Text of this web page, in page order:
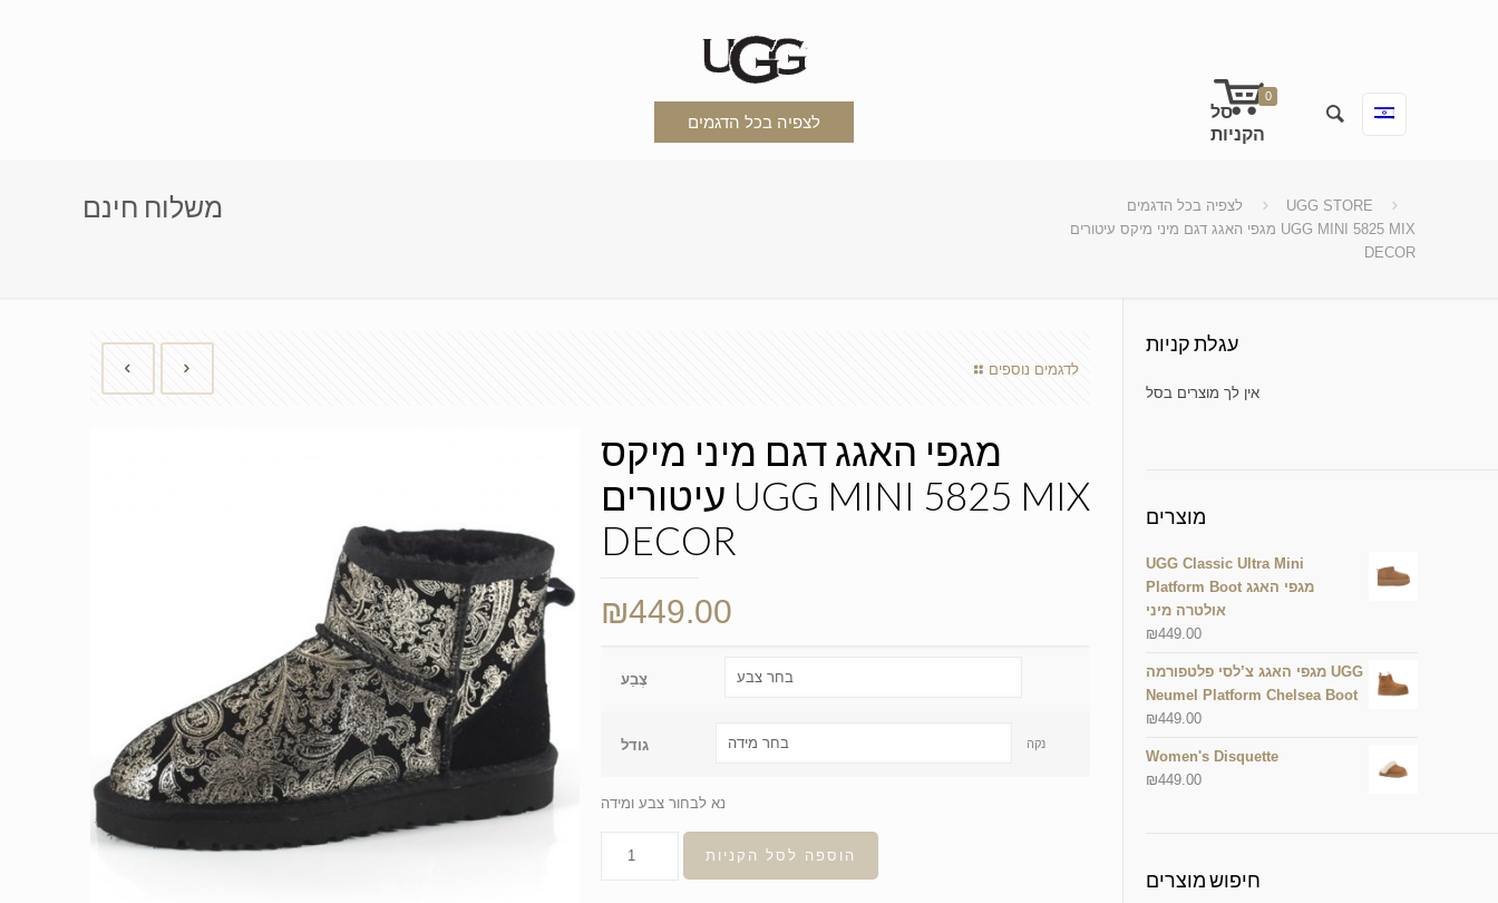
לצפיה בכל הדגמים
0
משלוח חינם לצפיה בכל הדגמים
UGG STORE
מגפי האגג דגם מיני מיקס עיטורים UGG MINI 5825 MIX
DECOR
לדגמים נוספים
מגפי האגג דגם מיני מיקס
עיטורים UGG MINI 5825 MIX
DECOR
₪449.00
צֶבַע
גודל נקה
נא לבחור צבע ומידה
הוספה לסל הקניות
עגלת קניות
מוצרים
UGG Classic Ultra Mini
Platform Boot מגפי האגג
אולטרה מיני
₪449.00
מגפי האגג צ’לסי פלטפורמה UGG
Neumel Platform Chelsea Boot
₪449.00
Women's Disquette
₪449.00
חיפוש מוצרים